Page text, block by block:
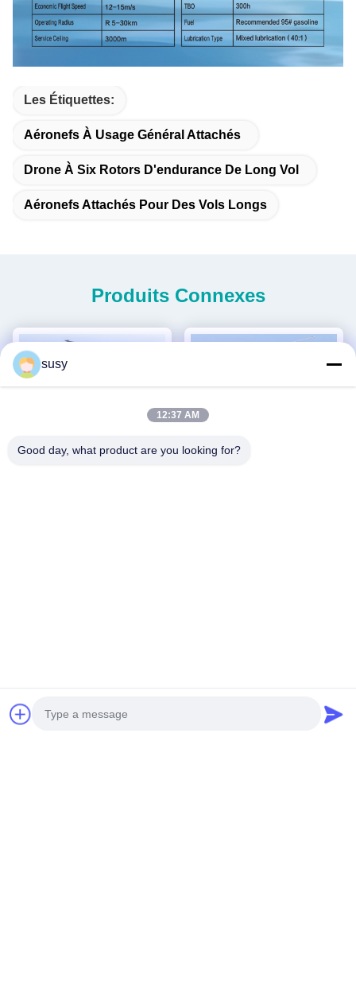
Les Étiquettes:
Aéronefs À Usage Général Attachés
Drone À Six Rotors D'endurance De Long Vol
Aéronefs Attachés Pour Des Vols Longs
Produits Connexes
susy
12:37 AM
Good day, what product are you looking for?